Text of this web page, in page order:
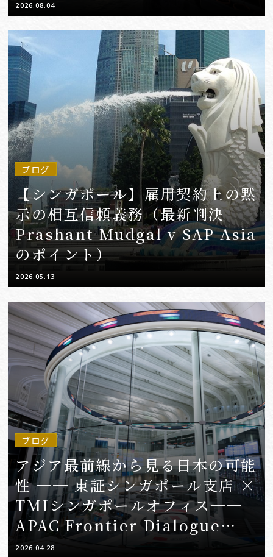
2026.08.04
ブログ
【シンガポール】雇用契約上の黙
示の相互信頼義務（最新判決
Prashant Mudgal v SAP Asia
のポイント）
2026.05.13
ブログ
アジア最前線から見る日本の可能
性 ── 東証シンガポール支店 ×
TMIシンガポールオフィス──
APAC Frontier Dialogue
Vol. 2
2026.04.28